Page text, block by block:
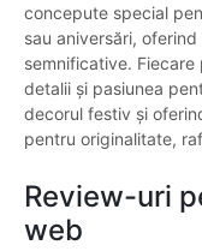
concepute special
sau aniversări,
semnificative.
detalii și pasiunea
decorul festiv și
pentru originalitate,
Review-uri
web